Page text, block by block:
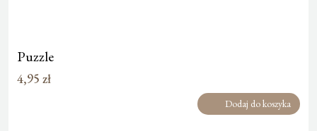
Puzzle
4,95 zł
Dodaj do koszyka